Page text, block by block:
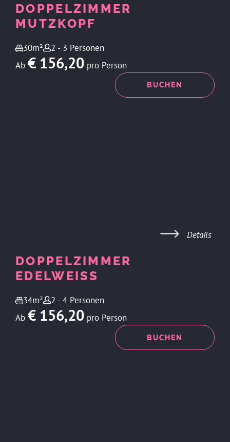
DOPPELZIMMER
MUTZKOPF
30m²
2 - 3 Personen
Ab € 156,20 pro Person
BUCHEN
DOPPELZIMMER
EDELWEISS
34m²
2 - 4 Personen
Ab € 156,20 pro Person
BUCHEN
Details